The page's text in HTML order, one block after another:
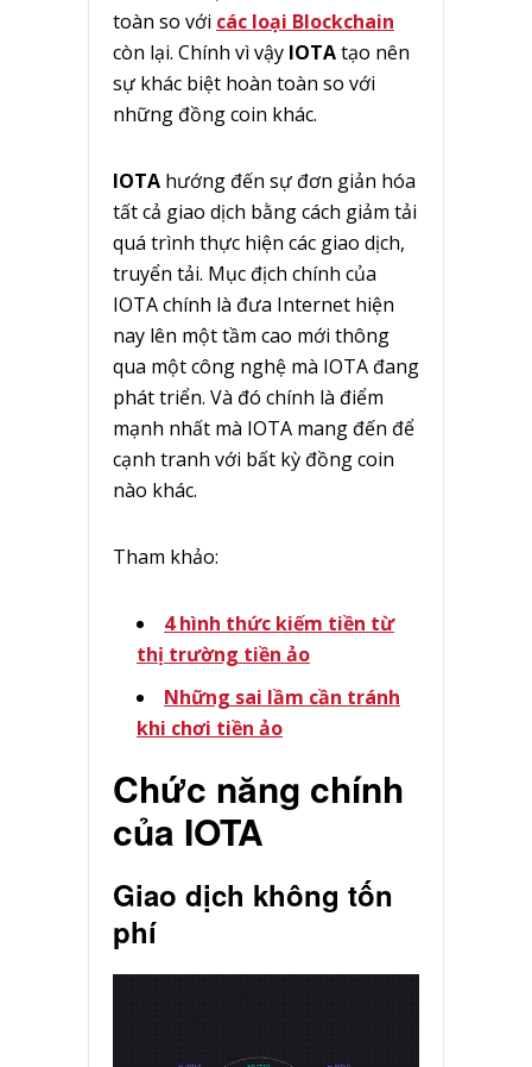
toàn so với các loại Blockchain
còn lại. Chính vì vậy IOTAtạo nên
sự khác biệt hoàn toàn so với
những đồng coin khác.
IOTA hướng đến sự đơn giản hóa
tất cả giao dịch bằng cách giảm tải
quá trình thực hiện các giao dịch,
truyển tải. Mục địch chính của
IOTA chính là đưa Internet hiện
nay lên một tầm cao mới thông
qua một công nghệ mà IOTA đang
phát triển. Và đó chính là điểm
mạnh nhất mà IOTA mang đến để
cạnh tranh với bất kỳ đồng coin
nào khác.
Tham khảo:
4 hình thức kiếm tiền từ
thị trường tiền ảo
Những sai lầm cần tránh
khi chơi tiền ảo
Chức năng chính
của IOTA
Giao dịch không tốn
phí